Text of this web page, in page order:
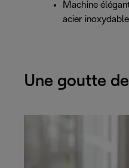
Machine
acier
Une goutte